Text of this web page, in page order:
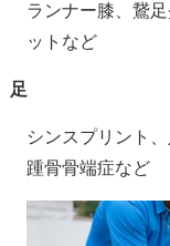
ランナー膝、鵞
ットなど
足
シンスプリント
踵骨骨端症など